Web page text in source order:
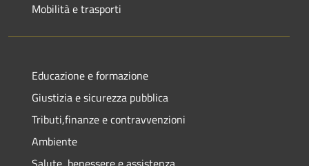
Mobilità e trasporti
Educazione e formazione
Giustizia e sicurezza pubblica
Tributi,finanze e contravvenzioni
Ambiente